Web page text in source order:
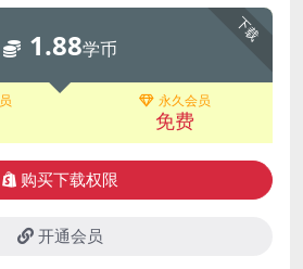
下载
1.88学币
永久会员
免费
购买下载权限
开通会员